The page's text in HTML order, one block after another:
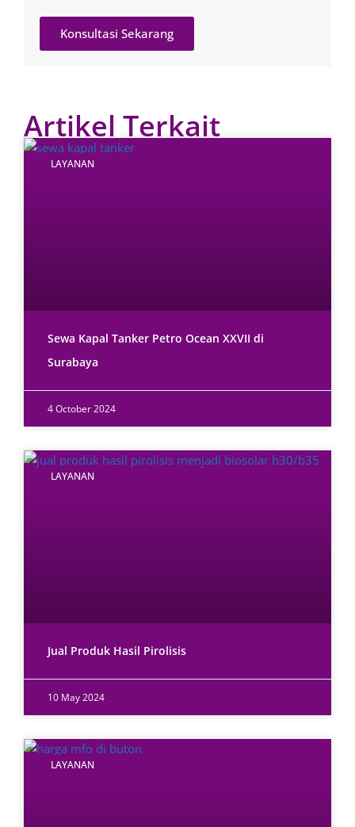
Konsultasi Sekarang
Artikel Terkait
LAYANAN
Sewa Kapal Tanker Petro Ocean XXVII di
Surabaya
4 October 2024
LAYANAN
Jual Produk Hasil Pirolisis
10 May 2024
LAYANAN